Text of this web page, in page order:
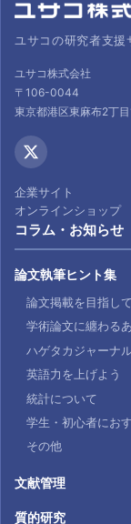
ユサコの研究者支援
ユサコ株式会社
〒106-0044
東京都港区東麻布2丁
企業サイト
オンラインショップ
コラム・お知らせ
論文執筆ヒント集
論文掲載を目指して
学術論文に纏わる
ハゲタカジャーナ
英語力を上げよう
統計について
学生・初心者にお
その他
文献管理
質的研究